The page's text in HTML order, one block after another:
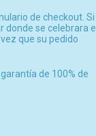
de checkout. Si
donde se celebrara el
que su pedido
de 100% de